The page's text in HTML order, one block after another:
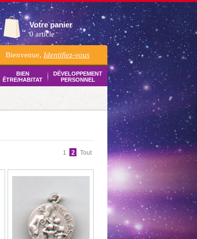
Votre panier
0 article
Bienvenue, Identifiez-vous
BIEN
ÊTRE/HABITAT
DÉVELOPPEMENT
PERSONNEL
1 2 Tout